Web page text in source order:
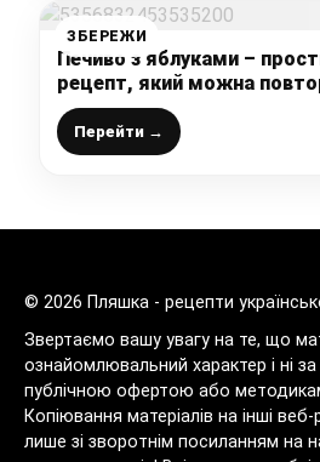
ЗБЕРЕЖИ
Печиво з яблуками –
рецепт, який можна
щодня! Дуже м’якеньке, з
шматочками яблук
Перейти →
© 2026 Пляшка - рецепти
Звертаємо вашу увагу на те, що
ознайомлювальний характер і ні
публічною офертою або
Копіювання матеріалів на інші
лише зі зворотнім посиланням на